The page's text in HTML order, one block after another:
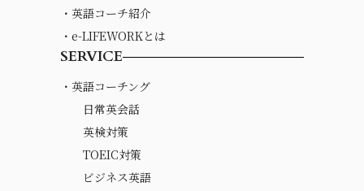
・英語コーチ紹介
・e-LIFEWORKとは
SERVICE
・英語コーチング
日常英会話
英検対策
TOEIC対策
ビジネス英語